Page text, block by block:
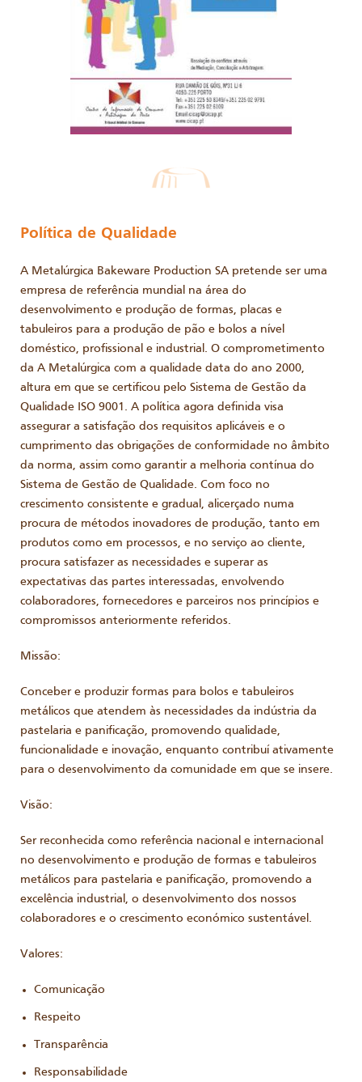
Política de Qualidade
A Metalúrgica Bakeware Production SA pretende ser uma
empresa de referência mundial na área do
desenvolvimento e produção de formas, placas e
tabuleiros para a produção de pão e bolos a nível
doméstico, profissional e industrial. O comprometimento
da A Metalúrgica com a qualidade data do ano 2000,
altura em que se certificou pelo Sistema de Gestão da
Qualidade ISO 9001. A política agora definida visa
assegurar a satisfação dos requisitos aplicáveis e o
cumprimento das obrigações de conformidade no âmbito
da norma, assim como garantir a melhoria contínua do
Sistema de Gestão de Qualidade. Com foco no
crescimento consistente e gradual, alicerçado numa
procura de métodos inovadores de produção, tanto em
produtos como em processos, e no serviço ao cliente,
procura satisfazer as necessidades e superar as
expectativas das partes interessadas, envolvendo
colaboradores, fornecedores e parceiros nos princípios e
compromissos anteriormente referidos.
Missão:
Conceber e produzir formas para bolos e tabuleiros
metálicos que atendem às necessidades da indústria da
pastelaria e panificação, promovendo qualidade,
funcionalidade e inovação, enquanto contribuí ativamente
para o desenvolvimento da comunidade em que se insere.
Visão:
Ser reconhecida como referência nacional e internacional
no desenvolvimento e produção de formas e tabuleiros
metálicos para pastelaria e panificação, promovendo a
excelência industrial, o desenvolvimento dos nossos
colaboradores e o crescimento económico sustentável.
Valores:
Comunicação
Respeito
Transparência
Responsabilidade